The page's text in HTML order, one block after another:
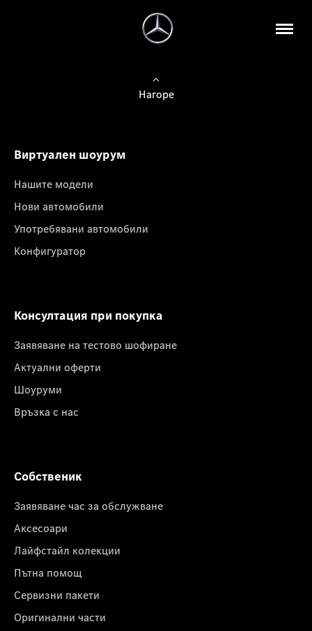
Нагоре
Виртуален шоурум
Нашите модели
Нови автомобили
Употребявани автомобили
Конфигуратор
Консултация при покупка
Заявяване на тестово шофиране
Актуални оферти
Шоуруми
Връзка с нас
Собственик
Заявяване час за обслужване
Аксесоари
Лайфстайл колекции
Пътна помощ
Сервизни пакети
Оригинални части